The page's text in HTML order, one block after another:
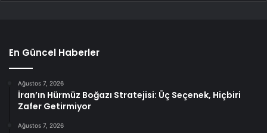
En Güncel Haberler
Ağustos 7, 2026
İran’ın Hürmüz Boğazı Stratejisi: Üç Seçenek, Hiçbiri
Zafer Getirmiyor
Ağustos 7, 2026